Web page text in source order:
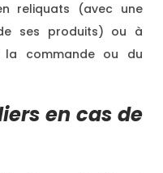
reliquats (avec une
ses produits) ou à
la commande ou du
en cas de